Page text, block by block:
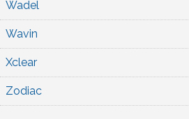
Wadel
Wavin
Xclear
Zodiac